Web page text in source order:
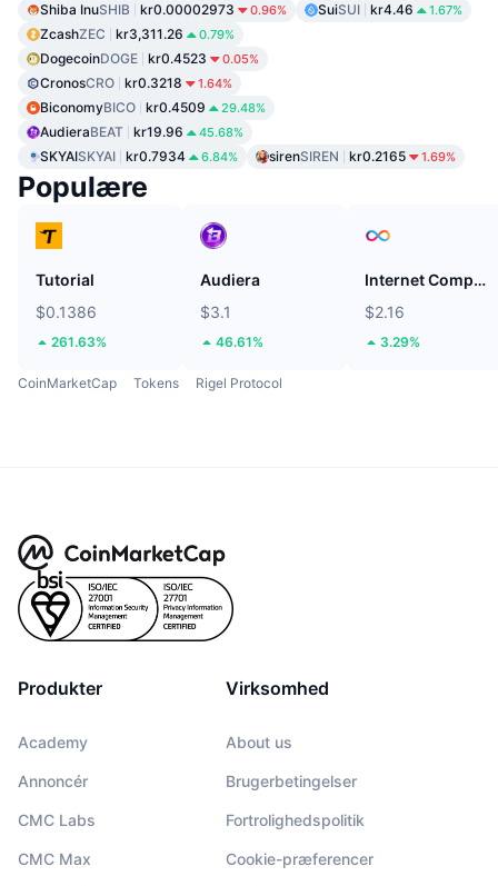
Shiba InuSHIB kr0.00002973 0.96% SuiSUI kr4.46 1.67%
ZcashZEC kr3,311.26 0.79%
DogecoinDOGE kr0.4523 0.05%
CronosCRO kr0.3218 1.64%
BiconomyBICO kr0.4509 29.48%
AudieraBEAT kr19.96 45.68%
SKYAISKYAI kr0.7934 6.84% sirenSIREN kr0.2165 1.69%
Populære
Tutorial
$0.1386
261.63%
Audiera
$3.1
46.61%
Internet Computer
$2.16
3.29%
CoinMarketCap Tokens Rigel Protocol
Produkter
Academy
Annoncér
CMC Labs
CMC Max
Virksomhed
About us
Brugerbetingelser
Fortrolighedspolitik
Cookie-præferencer